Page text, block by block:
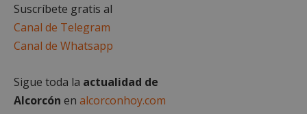
Suscríbete gratis al
Canal de Telegram
Canal de Whatsapp
Sigue toda la actualidad de
Alcorcón en alcorconhoy.com
Cookies estrictamente necesarias
Cookies de preferencias
Cookies de funcionalidad